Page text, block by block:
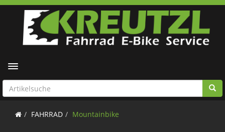
Toggle navigation
FAHRRAD Mountainbike